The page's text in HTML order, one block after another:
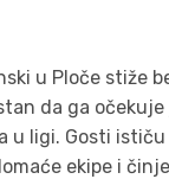
u Ploče stiže
da ga očekuje
u ligi. Gosti
ekipe i